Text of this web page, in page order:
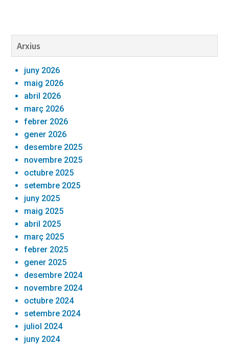
Barra
lateral
primària
Arxius
juny 2026
maig 2026
abril 2026
març 2026
febrer 2026
gener 2026
desembre 2025
novembre 2025
octubre 2025
setembre 2025
juny 2025
maig 2025
abril 2025
març 2025
febrer 2025
gener 2025
desembre 2024
novembre 2024
octubre 2024
setembre 2024
juliol 2024
juny 2024